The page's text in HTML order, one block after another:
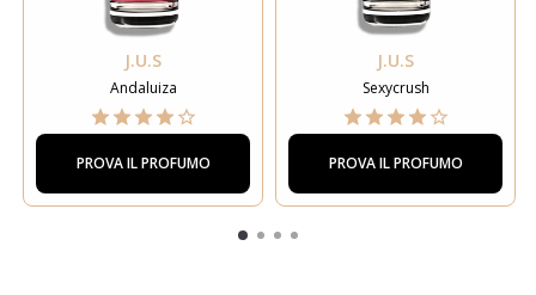
J.U.S
Andaluiza
PROVA IL PROFUMO
J.U.S
Sexycrush
PROVA IL PROFUMO